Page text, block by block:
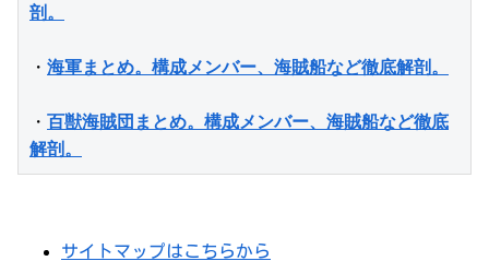
剖。
・ 海軍まとめ。構成メンバー、海賊船など徹底解剖。
・ 百獣海賊団まとめ。構成メンバー、海賊船など徹底
解剖。
サイトマップはこちらから